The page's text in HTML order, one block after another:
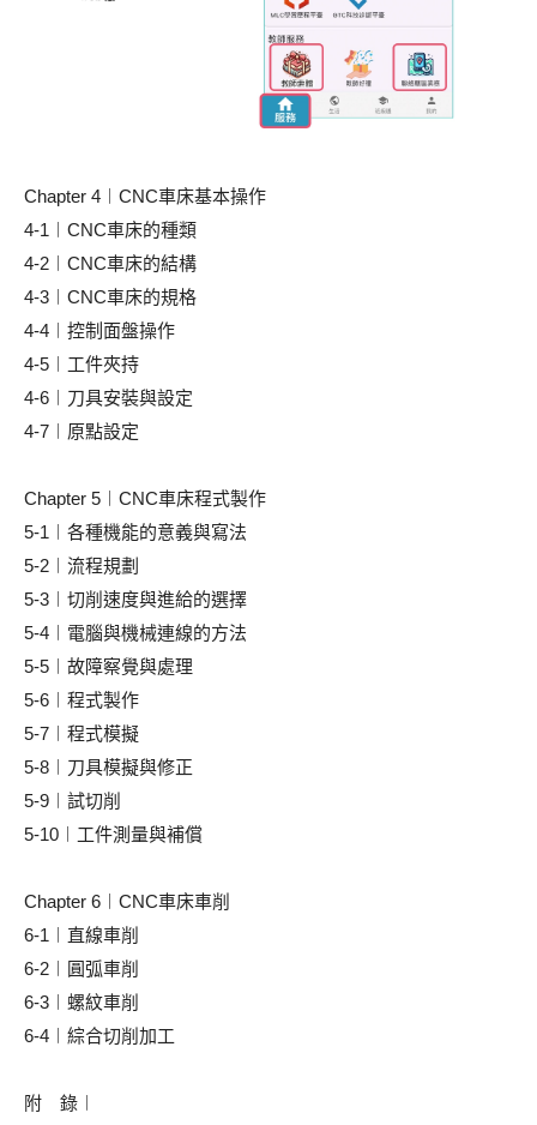
Chapter 4︱CNC車床基本操作
4-1︱CNC車床的種類
4-2︱CNC車床的結構
4-3︱CNC車床的規格
4-4︱控制面盤操作
4-5︱工件夾持
4-6︱刀具安裝與設定
4-7︱原點設定
Chapter 5︱CNC車床程式製作
5-1︱各種機能的意義與寫法
5-2︱流程規劃
5-3︱切削速度與進給的選擇
5-4︱電腦與機械連線的方法
5-5︱故障察覺與處理
5-6︱程式製作
5-7︱程式模擬
5-8︱刀具模擬與修正
5-9︱試切削
5-10︱工件測量與補償
Chapter 6︱CNC車床車削
6-1︱直線車削
6-2︱圓弧車削
6-3︱螺紋車削
6-4︱綜合切削加工
附 錄︱